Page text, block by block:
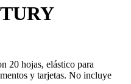
20 hojas, elástico para
y tarjetas. No incluye